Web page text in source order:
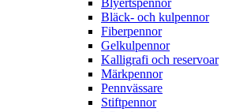
Blyertspennor
Bläck- och kulpennor
Fiberpennor
Gelkulpennor
Kalligrafi och reservoar
Märkpennor
Pennvässare
Stiftpennor